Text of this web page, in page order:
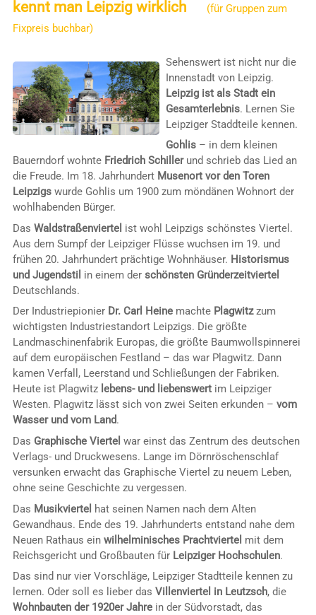
kennt man Leipzig wirklich
(für Gruppen zum
Fixpreis buchbar)
Sehenswert ist nicht nur die
Innenstadt von Leipzig.
Leipzig ist als Stadt ein
Gesamterlebnis. Lernen Sie
Leipziger Staddteile kennen.
Gohlis– in dem kleinen
Bauerndorf wohnte Friedrich Schillerund schrieb das Lied an
die Freude. Im 18. Jahrhundert Musenort vor den Toren
Leipzigswurde Gohlis um 1900 zum möndänen Wohnort der
wohlhabenden Bürger.
Das Waldstraßenviertel ist wohl Leipzigs schönstes Viertel.
Aus dem Sumpf der Leipziger Flüsse wuchsen im 19. und
frühen 20. Jahrhundert prächtige Wohnhäuser. Historismus
und Jugendstil in einem der schönsten Gründerzeitviertel
Deutschlands.
Der Industriepionier Dr. Carl Heinemachte Plagwitzzum
wichtigsten Industriestandort Leipzigs. Die größte
Landmaschinenfabrik Europas, die größte Baumwollspinnerei
auf dem europäischen Festland – das war Plagwitz. Dann
kamen Verfall, Leerstand und Schließungen der Fabriken.
Heute ist Plagwitz lebens- und liebenswertim Leipziger
Westen. Plagwitz lässt sich von zwei Seiten erkunden – vom
Wasser und vom Land.
Das Graphische Viertel war einst das Zentrum des deutschen
Verlags- und Druckwesens. Lange im Dörnröschenschlaf
versunken erwacht das Graphische Viertel zu neuem Leben,
ohne seine Geschichte zu vergessen.
Das Musikviertel hat seinen Namen nach dem Alten
Gewandhaus. Ende des 19. Jahrhunderts entstand nahe dem
Neuen Rathaus ein wilhelminisches Prachtviertel mit dem
Reichsgericht und Großbauten für Leipziger Hochschulen.
Das sind nur vier Vorschläge, Leipziger Stadtteile kennen zu
lernen. Oder soll es lieber das Villenviertel in Leutzsch, die
Wohnbauten der 1920er Jahrein der Südvorstadt, das